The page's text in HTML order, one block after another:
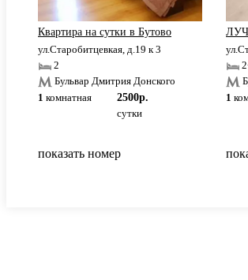
Квартира на сутки в Бутово
ул.Старобитцевкая, д.19 к 3
2
Бульвар Дмитрия Донского
1 комнатная
2500р.
сутки
показать номер
1